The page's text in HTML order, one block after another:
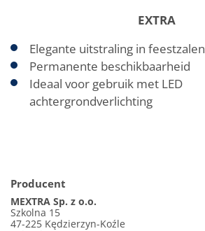
EXTRA
Elegante uitstraling in feestzalen
Permanente beschikbaarheid
Ideaal voor gebruik met LED
achtergrondverlichting
Producent
MEXTRA Sp. z o.o.
Szkolna 15
47-225 Kędzierzyn-Koźle